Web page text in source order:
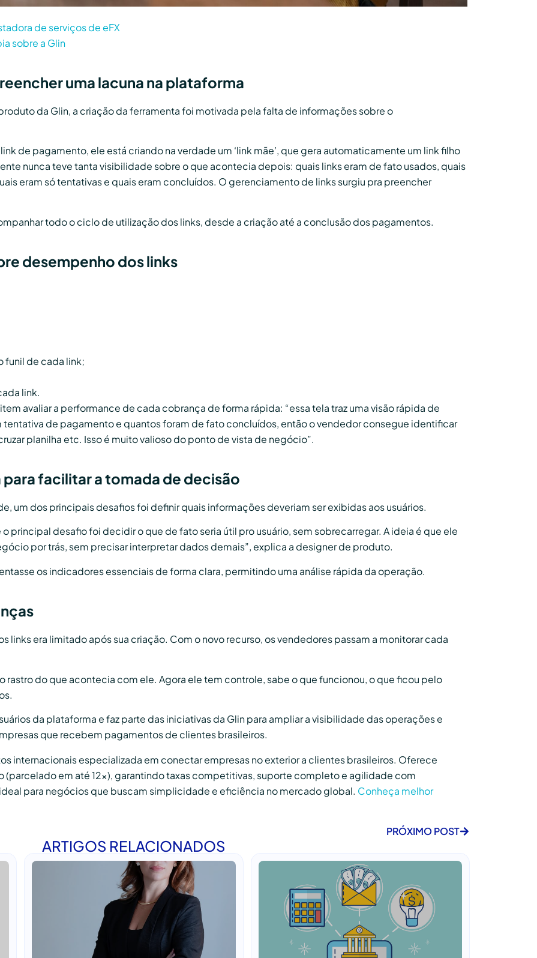
de serviços de eFX
sobre a Glin
uma lacuna na plataforma
da Glin, a criação da ferramenta foi motivada pela falta de informações sobre o
de pagamento, ele está criando na verdade um ‘link mãe’, que gera automaticamente um link filho
nunca teve tanta visibilidade sobre o que acontecia depois: quais links eram de fato usados, quais
eram só tentativas e quais eram concluídos. O gerenciamento de links surgiu pra preencher
todo o ciclo de utilização dos links, desde a criação até a conclusão dos pagamentos.
desempenho dos links
funil de cada link;
link.
avaliar a performance de cada cobrança de forma rápida: “essa tela traz uma visão rápida de
tentativa de pagamento e quantos foram de fato concluídos, então o vendedor consegue identificar
planilha etc. Isso é muito valioso do ponto de vista de negócio”.
facilitar a tomada de decisão
um dos principais desafios foi definir quais informações deveriam ser exibidas aos usuários.
principal desafio foi decidir o que de fato seria útil pro usuário, sem sobrecarregar. A ideia é que ele
por trás, sem precisar interpretar dados demais”, explica a designer de produto.
os indicadores essenciais de forma clara, permitindo uma análise rápida da operação.
links era limitado após sua criação. Com o novo recurso, os vendedores passam a monitorar cada
rastro do que acontecia com ele. Agora ele tem controle, sabe o que funcionou, o que ficou pelo
da plataforma e faz parte das iniciativas da Glin para ampliar a visibilidade das operações e
que recebem pagamentos de clientes brasileiros.
internacionais especializada em conectar empresas no exterior a clientes brasileiros. Oferece
(parcelado em até 12x), garantindo taxas competitivas, suporte completo e agilidade com
para negócios que buscam simplicidade e eficiência no mercado global. Conheça melhor
PRÓXIMO POST
ARTIGOS RELACIONADOS